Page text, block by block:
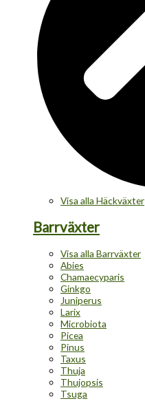
Visa alla Häckväxter
Barrväxter
Visa alla Barrväxter
Abies
Chamaecyparis
Ginkgo
Juniperus
Larix
Microbiota
Picea
Pinus
Taxus
Thuja
Thujopsis
Tsuga